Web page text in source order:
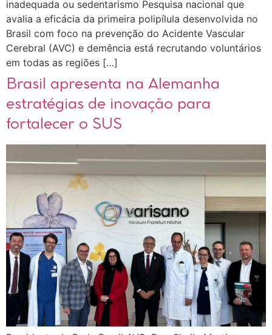
inadequada ou sedentarismo Pesquisa nacional que
avalia a eficácia da primeira polipílula desenvolvida no
Brasil com foco na prevenção do Acidente Vascular
Cerebral (AVC) e demência está recrutando voluntários
em todas as regiões […]
Brasil apresenta na Alemanha
estratégias de inovação para
fortalecer o SUS